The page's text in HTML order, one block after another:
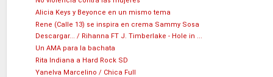
Alicia Keys y Beyonce en un mismo tema
Rene (Calle 13) se inspira en crema Sammy Sosa
Descargar... / Rihanna FT J. Timberlake - Hole in ...
Un AMA para la bachata
Rita Indiana a Hard Rock SD
Yanelva Marcelino / Chica Full